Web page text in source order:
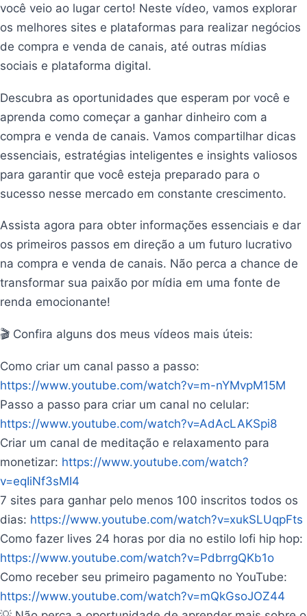
você veio ao lugar certo! Neste vídeo, vamos explorar
os melhores sites e plataformas para realizar negócios
de compra e venda de canais, até outras mídias
sociais e plataforma digital.
Descubra as oportunidades que esperam por você e
aprenda como começar a ganhar dinheiro com a
compra e venda de canais. Vamos compartilhar dicas
essenciais, estratégias inteligentes e insights valiosos
para garantir que você esteja preparado para o
sucesso nesse mercado em constante crescimento.
Assista agora para obter informações essenciais e dar
os primeiros passos em direção a um futuro lucrativo
na compra e venda de canais. Não perca a chance de
transformar sua paixão por mídia em uma fonte de
renda emocionante!
🎬 Confira alguns dos meus vídeos mais úteis:
Como criar um canal passo a passo:
https://www.youtube.com/watch?v=m-nYMvpM15M
Passo a passo para criar um canal no celular:
https://www.youtube.com/watch?v=AdAcLAKSpi8
Criar um canal de meditação e relaxamento para
monetizar: https://www.youtube.com/watch?
v=eqIiNf3sMI4
7 sites para ganhar pelo menos 100 inscritos todos os
dias: https://www.youtube.com/watch?v=xukSLUqpFts
Como fazer lives 24 horas por dia no estilo lofi hip hop:
https://www.youtube.com/watch?v=PdbrrgQKb1o
Como receber seu primeiro pagamento no YouTube:
https://www.youtube.com/watch?v=mQkGsoJOZ44